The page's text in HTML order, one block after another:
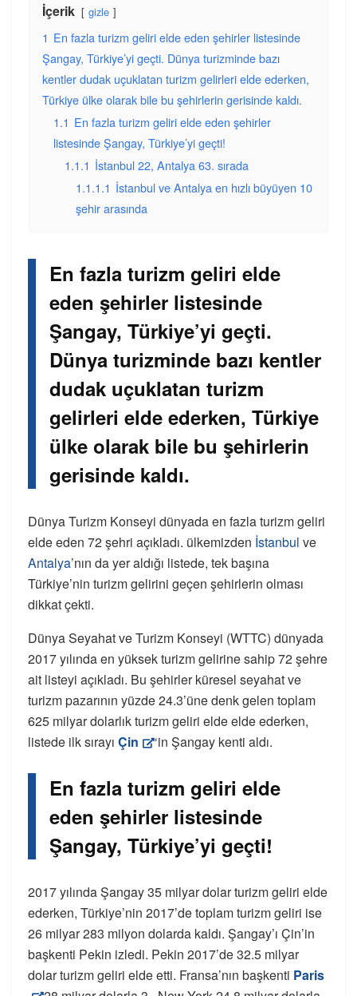
İçerik gizle
1 En fazla turizm geliri elde eden şehirler listesinde
Şangay, Türkiye’yi geçti. Dünya turizminde bazı
kentler dudak uçuklatan turizm gelirleri elde ederken,
Türkiye ülke olarak bile bu şehirlerin gerisinde kaldı.
1.1 En fazla turizm geliri elde eden şehirler
listesinde Şangay, Türkiye’yi geçti!
1.1.1 İstanbul 22, Antalya 63. sırada
1.1.1.1 İstanbul ve Antalya en hızlı büyüyen 10
şehir arasında
En fazla turizm geliri elde
eden şehirler listesinde
Şangay, Türkiye’yi geçti.
Dünya turizminde bazı kentler
dudak uçuklatan turizm
gelirleri elde ederken, Türkiye
ülke olarak bile bu şehirlerin
gerisinde kaldı.
Dünya Turizm Konseyi dünyada en fazla turizm geliri
elde eden 72 şehri açıkladı. ülkemizden İstanbul ve
Antalya’nın da yer aldığı listede, tek başına
Türkiye’nin turizm gelirini geçen şehirlerin olması
dikkat çekti.
Dünya Seyahat ve Turizm Konseyi (WTTC) dünyada
2017 yılında en yüksek turizm gelirine sahip 72 şehre
ait listeyi açıkladı. Bu şehirler küresel seyahat ve
turizm pazarının yüzde 24.3’üne denk gelen toplam
625 milyar dolarlık turizm geliri elde elde ederken,
listede ilk sırayı Çin ‘in Şangay kenti aldı.
En fazla turizm geliri elde
eden şehirler listesinde
Şangay, Türkiye’yi geçti!
2017 yılında Şangay 35 milyar dolar turizm geliri elde
ederken, Türkiye’nin 2017’de toplam turizm geliri ise
26 milyar 283 milyon dolarda kaldı. Şangay’ı Çin’in
başkenti Pekin izledi. Pekin 2017’de 32.5 milyar
dolar turizm geliri elde etti. Fransa’nın başkenti Paris